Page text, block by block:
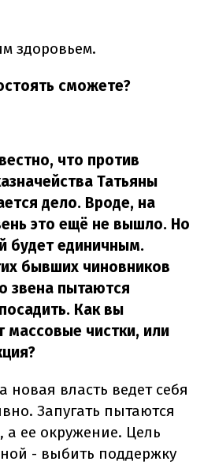
здоровьем.
сможете?
что против
Татьяны
дело. Вроде, на
это ещё не вышло. Но
будет единичным.
бывших чиновников
звена пытаются
Как вы
массовые чистки, или
власть ведет себя
Запугать пытаются
а ее окружение. Цель
- выбить поддержку